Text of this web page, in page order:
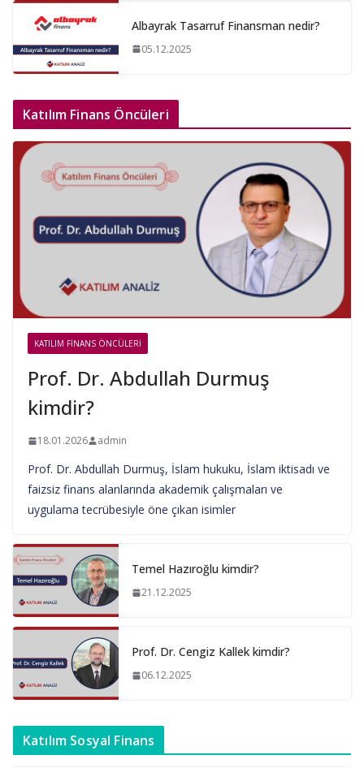
Albayrak Tasarruf Finansman nedir?
05.12.2025
Katılım Finans Öncüleri
KATILIM FINANS ÖNCÜLERI
Prof. Dr. Abdullah Durmuş
kimdir?
18.01.2026 admin
Prof. Dr. Abdullah Durmuş, İslam hukuku, İslam iktisadı ve
faizsiz finans alanlarında akademik çalışmaları ve
uygulama tecrübesiyle öne çıkan isimler
Temel Hazıroğlu kimdir?
21.12.2025
Prof. Dr. Cengiz Kallek kimdir?
06.12.2025
Katılım Sosyal Finans